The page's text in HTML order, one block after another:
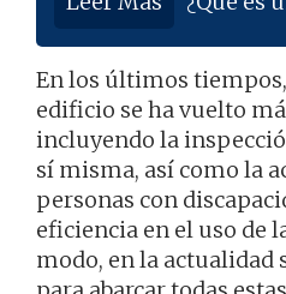
En los últimos
edificio se ha vuelto
incluyendo la
sí misma, así como la
personas con
eficiencia en el uso de
modo, en la actualidad